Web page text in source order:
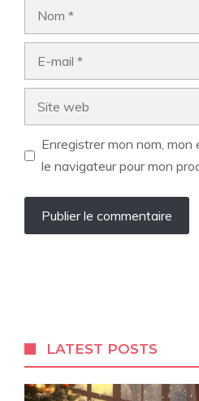
Enregistrer mon nom,
le navigateur pour mon
LATEST POSTS